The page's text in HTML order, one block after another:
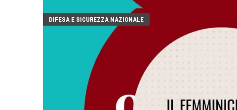
DIFESA E SICUREZZA NAZIONALE